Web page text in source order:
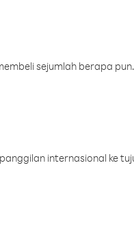
sejumlah berapa
internasional ke